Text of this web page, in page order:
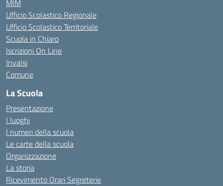
MIM
Ufficio Scolastico Regionale
Ufficio Scolastico Territoriale
Scuola in Chiaro
Iscrizioni On Line
Invalsi
Comune
La Scuola
Presentazione
I luoghi
I numeri della scuola
Le carte della scuola
Organizzazione
La storia
Ricevimento Orari Segreterie